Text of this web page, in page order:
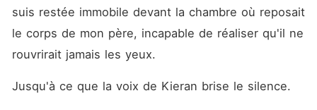
suis restée immobile devant la chambre où reposait
le corps de mon père, incapable de réaliser qu'il ne
rouvrirait jamais les yeux.
Jusqu'à ce que la voix de Kieran brise le silence.